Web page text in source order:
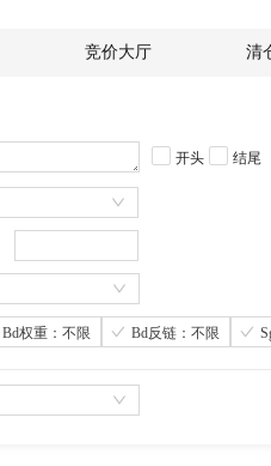
竞价大厅 清
开头 结尾
Bd权重：不限 Bd反链：不限